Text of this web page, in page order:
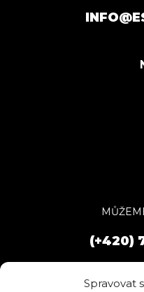
Spravovat
(+420)